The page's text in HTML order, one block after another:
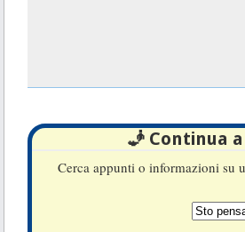
🧞 Continua
Cerca appunti o informazioni su